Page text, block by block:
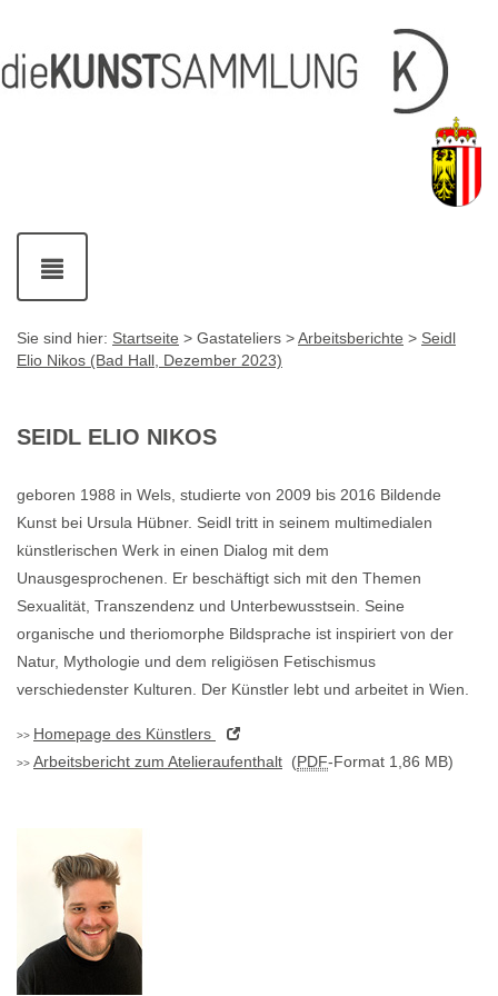
[1]
[2]
Links
[3]
mit
Kontaktdaten
Navigation
ein-
und
Sie sind hier: Startseite > Gastateliers >Arbeitsberichte > Seidl
Elio Nikos (Bad Hall, Dezember 2023)
SEIDL ELIO NIKOS
geboren 1988 in Wels, studierte von 2009 bis 2016 Bildende
Kunst bei Ursula Hübner. Seidl tritt in seinem multimedialen
künstlerischen Werk in einen Dialog mit dem
Unausgesprochenen. Er beschäftigt sich mit den Themen
Sexualität, Transzendenz und Unterbewusstsein. Seine
organische und theriomorphe Bildsprache ist inspiriert von der
Natur, Mythologie und dem religiösen Fetischismus
verschiedenster Kulturen. Der Künstler lebt und arbeitet in Wien.
Homepage des Künstlers
Arbeitsbericht zum Atelieraufenthalt (PDF-Format 1,86 MB)